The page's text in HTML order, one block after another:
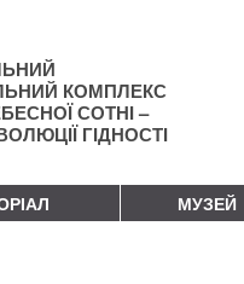
КОМПЛЕКС
СОТНІ –
ГІДНОСТІ
МУЗЕЙ